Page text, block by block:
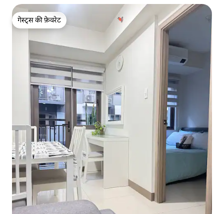
गेस्ट्स की फ़ेवरेट
गेस्ट्स की फ़ेवरेट